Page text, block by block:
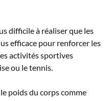
difficile à réaliser que les
efficace pour renforcer les
activités sportives
ou le tennis.
poids du corps comme